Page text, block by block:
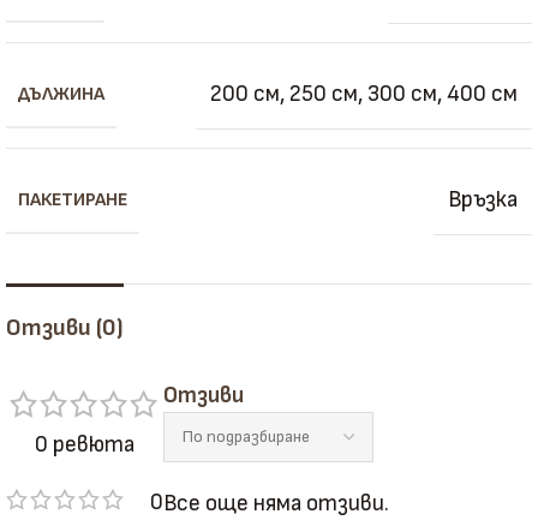
ДЪЛЖИНА 200 см, 250 см, 300 см,400 см
ПАКЕТИРАНЕ Връзка
Отзиви (0)
0 ревюта
0
Отзиви
Все още няма отзиви.